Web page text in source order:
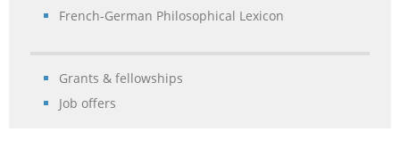
French-German Philosophical Lexicon
Grants & fellowships
Job offers